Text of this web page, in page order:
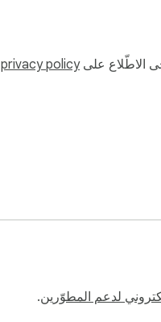
الاطّلاع علىprivacy policy
لدعم المطوّرين.